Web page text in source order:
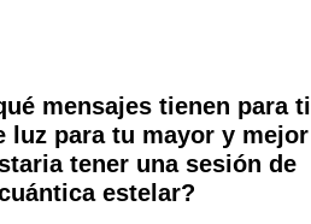
mensajes tienen para ti
luz para tu mayor y mejor
tener una sesión de
estelar?